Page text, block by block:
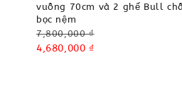
vuông 70cm và 2 ghế Bull
bọc nệm
Regular
price
7,800,000 ₫
Sale
4,680,000 ₫